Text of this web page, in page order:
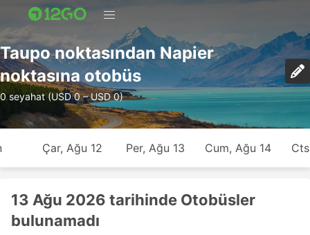
Taupo noktasından Napier
noktasına otobüs
0 seyahat (USD 0 – USD 0)
Çar, Ağu 12 Per, Ağu 13 Cum, Ağu 14
13 Ağu 2026 tarihinde Otobüsler
bulunamadı